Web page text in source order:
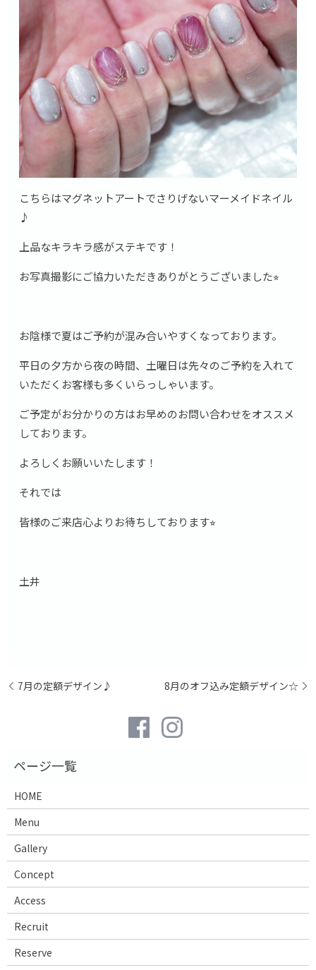
こちらはマグネットアートでさりげないマーメイドネイル
♪
上品なキラキラ感がステキです！
お写真撮影にご協力いただきありがとうございました⭐︎
お陰様で夏はご予約が混み合いやすくなっております。
平日の夕方から夜の時間、土曜日は先々のご予約を入れて
いただくお客様も多くいらっしゃいます。
ご予定がお分かりの方はお早めのお問い合わせをオススメ
しております。
よろしくお願いいたします！
それでは
皆様のご来店心よりお待ちしております⭐︎
土井
7月の定額デザイン♪ 8月のオフ込み定額デザイン☆
HOME
Menu
Gallery
Concept
Access
Recruit
Reserve